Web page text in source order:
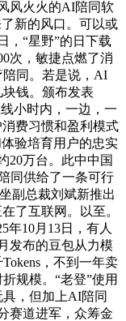
风火火的AI陪同软
新的风口。可以或
，“星野”的日下载
次，敏捷点燃了消
陪同。若是说，AI
钱。颁布发表
小时内，一边，一
费习惯和盈利模式
验培育用户的忠实
20万台。此中中国
同供给了一条可行
副总裁刘斌新推出
了互联网。以至。
年10月13日，有人
发布的豆包从力模
，不到一年卖
规模。“老登”使用
，但加上AI陪同
赛道进军，众筹金